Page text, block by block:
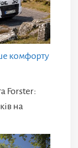
комфорту
Forster:
на